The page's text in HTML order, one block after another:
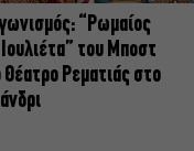
“Ρωμαίος
του Μποστ
Θέατρο Ρεματιάς στο